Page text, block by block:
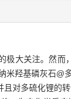
大关注。然而
羟基磷灰石
对多硫化锂的